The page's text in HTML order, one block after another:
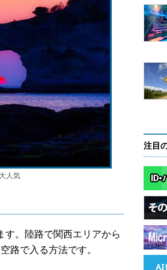
人気
。陸路で関西エリアから
路で入る方法です。
注目